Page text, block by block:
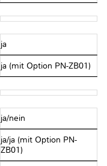
ja
ja (mit Option PN-ZB01)
ja/nein
ja/ja (mit Option PN-
ZB01)